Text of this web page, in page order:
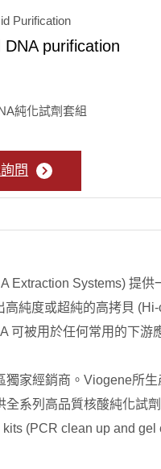
Purification
DNA purification
純化試劑套組
問
Extraction Systems) 提
純度或超純的高拷貝
可被用於任何常用的下游
家經銷商。Viogene所
系列高品質核酸純化試
(PCR clean up and